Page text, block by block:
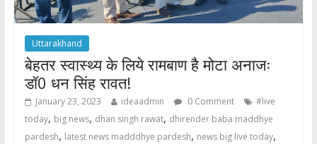
Uttarakhand
बेहतर स्वास्थ्य के लिये रामबाण है मोटा अनाजः
डॉ0 धन सिंह रावत!
January 23, 2023 ideaadmin 0 Comment
#live
today, big news, dhan singh rawat, dhirender baba maddhye
pardesh, latest news madddhye pardesh, news big live today,